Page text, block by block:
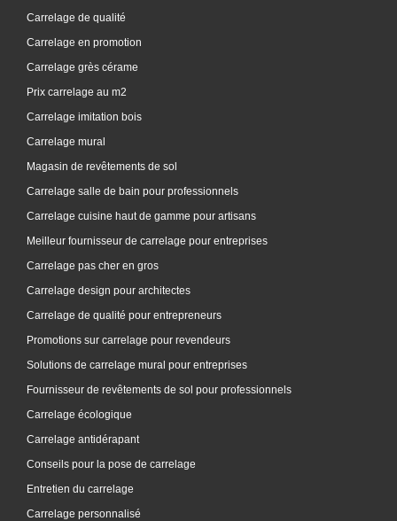
Carrelage de qualité
Carrelage en promotion
Carrelage grès cérame
Prix carrelage au m2
Carrelage imitation bois
Carrelage mural
Magasin de revêtements de sol
Carrelage salle de bain pour professionnels
Carrelage cuisine haut de gamme pour artisans
Meilleur fournisseur de carrelage pour entreprises
Carrelage pas cher en gros
Carrelage design pour architectes
Carrelage de qualité pour entrepreneurs
Promotions sur carrelage pour revendeurs
Solutions de carrelage mural pour entreprises
Fournisseur de revêtements de sol pour professionnels
Carrelage écologique
Carrelage antidérapant
Conseils pour la pose de carrelage
Entretien du carrelage
Carrelage personnalisé